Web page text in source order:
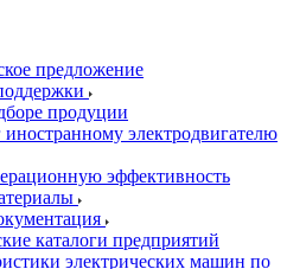
предложение
продуции
электродвигателю
эффективность
каталоги предприятий
электрических машин по